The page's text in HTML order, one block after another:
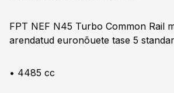
FPT NEF N45 Turbo Common Rail
arendatud euronõuete tase 5
• 4485 cc